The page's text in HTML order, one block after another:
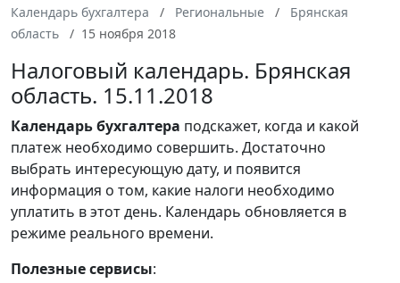
Календарь бухгалтера
Региональные
Брянская
область
15 ноября 2018
Налоговый календарь. Брянская
область. 15.11.2018
Календарьбухгалтера подскажет, когда и какой
платеж необходимо совершить. Достаточно
выбрать интересующую дату, и появится
информация о том, какие налоги необходимо
уплатить в этот день. Календарь обновляется в
режиме реального времени.
Полезные сервисы: